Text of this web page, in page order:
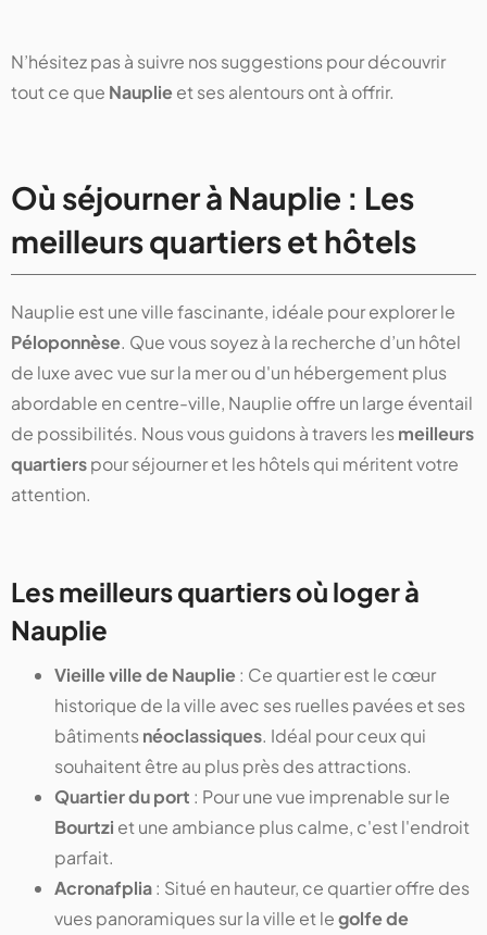
N’hésitez pas à suivre nos suggestions pour découvrir
tout ce que Nauplieet ses alentours ont à offrir.
Où séjourner à Nauplie : Les
meilleurs quartiers et hôtels
Nauplie est une ville fascinante, idéale pour explorer le
Péloponnèse. Que vous soyez à la recherche d’un hôtel
de luxe avec vue sur la mer ou d'un hébergement plus
abordable en centre-ville, Nauplie offre un large éventail
de possibilités. Nous vous guidons à travers lesmeilleurs
quartierspour séjourner et les hôtels qui méritent votre
attention.
Les meilleurs quartiers où loger à
Nauplie
Vieille ville de Nauplie: Ce quartier est le cœur
historique de la ville avec ses ruelles pavées et ses
bâtimentsnéoclassiques. Idéal pour ceux qui
souhaitent être au plus près des attractions.
Quartier du port : Pour une vue imprenable sur le
Bourtzi et une ambiance plus calme, c'est l'endroit
parfait.
Acronafplia: Situé en hauteur, ce quartier offre des
vues panoramiques sur la ville et legolfe de